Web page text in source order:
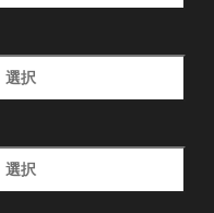
選択
選択